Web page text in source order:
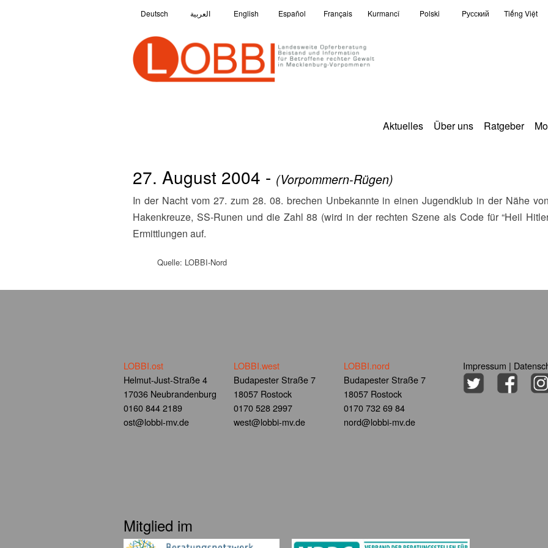
Deutsch العربية English Español Français Kurmancî Polski Pусский Tiếng Việt
Aktuelles Über uns Ratgeber
27. August 2004 - (Vorpommern-Rügen)
In der Nacht vom 27. zum 28. 08. brechen Unbekannte in einen Jugendklub in der Nähe von Stralsund ein. Sie hinterlassen
Hakenkreuze, SS-Runen und die Zahl 88 (wird in der rechten Szene als Code für “Heil
Ermittlungen auf.
Quelle: LOBBI-Nord
LOBBI.ost
Helmut-Just-Straße 4
17036 Neubrandenburg
0160 844 2189
ost@lobbi-mv.de
LOBBI.west
Budapester Straße 7
18057 Rostock
0170 528 2997
west@lobbi-mv.de
LOBBI.nord
Budapester Straße 7
18057 Rostock
0170 732 69 84
nord@lobbi-mv.de
Impressum |
Mitglied im